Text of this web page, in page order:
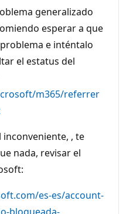
generalizado
esperar a que
e inténtalo
el estatus del
m365/referrer
inconveniente, , te
nada, revisar el
es-es/account-
bloqueada-